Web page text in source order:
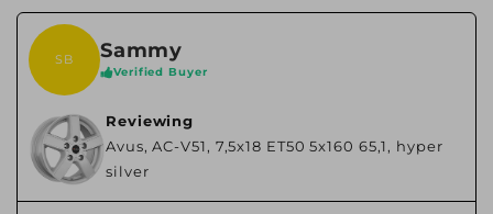
SB Sammy
Verified Buyer
Reviewing
Avus, AC-V51, 7,5x18 ET50 5x160 65,1, hyper
silver